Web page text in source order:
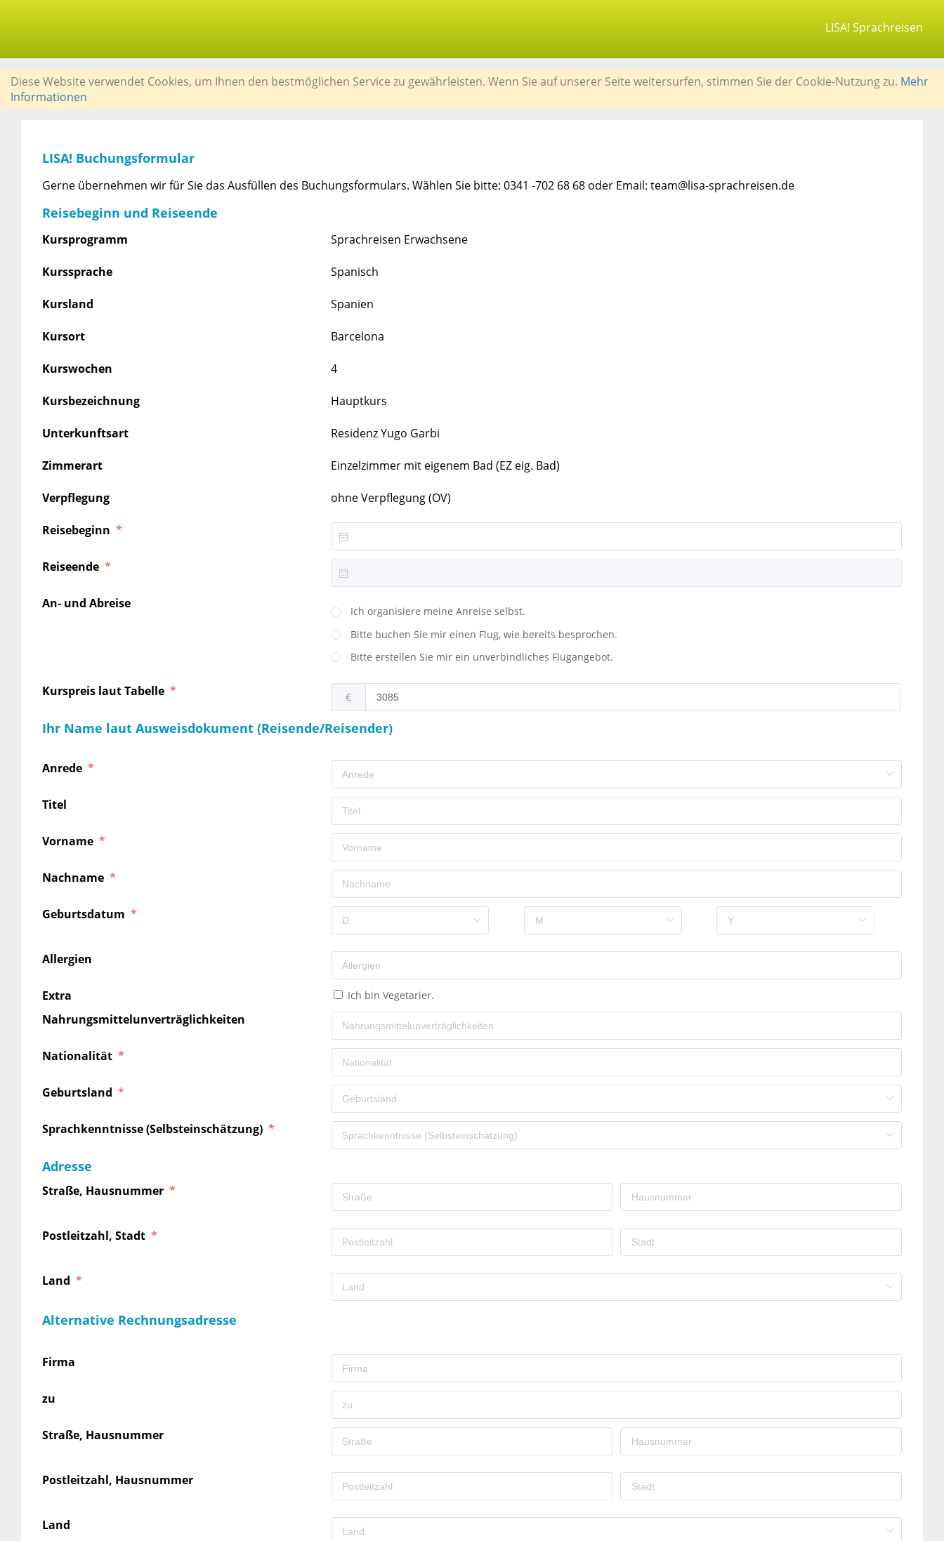
LISA! Sprachreisen
Diese Website verwendet Cookies, um Ihnen den bestmöglichen Service zu gewährleisten. Wenn Sie auf unserer Seite weitersurfen, stimmen Sie der Cookie-Nutzung zu. Mehr
Informationen
LISA! Buchungsformular
Gerne übernehmen wir für Sie das Ausfüllen des Buchungsformulars. Wählen Sie bitte: 0341 -702 68 68 oder Email: team@lisa-sprachreisen.de
Reisebeginn und Reiseende
Kursprogramm Sprachreisen Erwachsene
Kurssprache Spanisch
Kursland Spanien
Kursort Barcelona
Kurswochen 4
Kursbezeichnung Hauptkurs
Unterkunftsart Residenz Yugo Garbi
Zimmerart Einzelzimmer mit eigenem Bad (EZ eig. Bad)
Verpflegung ohne Verpflegung (OV)
Reisebeginn
Reiseende
An- und Abreise
Ich organisiere meine Anreise selbst.
Bitte buchen Sie mir einen Flug, wie bereits besprochen.
Bitte erstellen Sie mir ein unverbindliches Flugangebot.
Kurspreis laut Tabelle €
Ihr Name laut Ausweisdokument (Reisende/Reisender)
Anrede
Titel
Vorname
Nachname
Geburtsdatum
Allergien
Extra Ich bin Vegetarier.
Nahrungsmittelunverträglichkeiten
Nationalität
Geburtsland
Sprachkenntnisse (Selbsteinschätzung)
Adresse
Straße, Hausnummer
Postleitzahl, Stadt
Land
Alternative Rechnungsadresse
Firma
zu
Straße, Hausnummer
Postleitzahl, Hausnummer
Land